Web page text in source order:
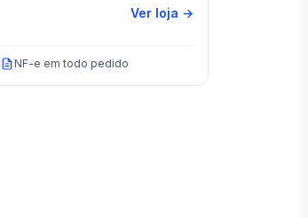
Ver loja →
NF-e em todo pedido